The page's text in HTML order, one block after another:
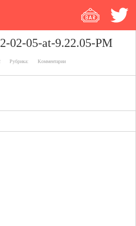
02-05-at-9.22.05-PM
Рубрика: Комментарии